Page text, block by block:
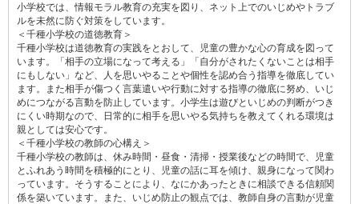
小学校では、情報モラル教育の充実を図り、ネット上でのいじめやトラブ
ルを未然に防ぐ対策をしています。
＜千種小学校の道徳教育＞
千種小学校は道徳教育の実践をとおして、児童の豊かな心の育成を図って
います。「相手の立場になって考える」「自分がされたくないことは相手
にもしない」など、人を思いやることや個性を認め合う指導を徹底してい
ます。また相手が傷つく言葉遣いや行動に対する指導の徹底に努め、いじ
めにつながる言動を防止しています。小学生は遊びといじめの判断がつき
にくい時期なので、日常的に相手を思いやる気持ちを教えてくれる環境は
親としては安心です。
＜千種小学校の教師の心構え＞
千種小学校の教師は、休み時間・昼食・清掃・授業後などの時間で、児童
とふれあう時間を積極的にとり、児童の話に耳を傾け、親身になって関わ
っています。そうすることにより、なにかあったときに相談できる信頼関
係を築いています。また、いじめ防止の観点では、教師自身の言動が児童